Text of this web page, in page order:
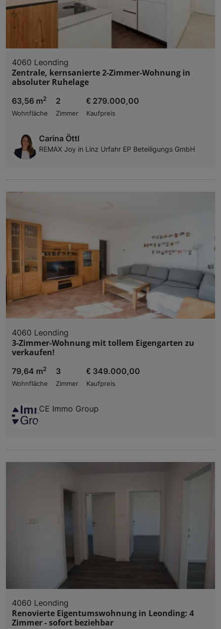
4060 Leonding
Zentrale, kernsanierte 2-Zimmer-Wohnung in
absoluter Ruhelage
63,56 m2
Wohnfläche
2
Zimmer
€ 279.000,00
Kaufpreis
Carina Öttl
REMAX Joy in Linz Urfahr EP Beteiligungs GmbH
4060 Leonding
3-Zimmer-Wohnung mit tollem Eigengarten zu
verkaufen!
79,64 m2
Wohnfläche
3
Zimmer
€ 349.000,00
Kaufpreis
CE Immo Group
4060 Leonding
Renovierte Eigentumswohnung in Leonding: 4
Zimmer - sofort beziehbar